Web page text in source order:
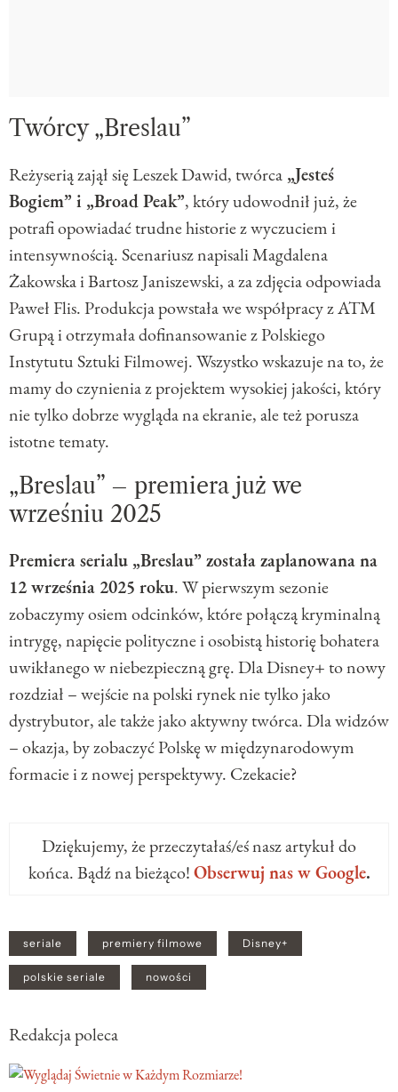
Twórcy „Breslau”
Reżyserią zajął się Leszek Dawid, twórca „Jesteś
Bogiem” i „Broad Peak”, który udowodnił już, że
potrafi opowiadać trudne historie z wyczuciem i
intensywnością. Scenariusz napisali Magdalena
Żakowska i Bartosz Janiszewski, a za zdjęcia odpowiada
Paweł Flis. Produkcja powstała we współpracy z ATM
Grupą i otrzymała dofinansowanie z Polskiego
Instytutu Sztuki Filmowej. Wszystko wskazuje na to, że
mamy do czynienia z projektem wysokiej jakości, który
nie tylko dobrze wygląda na ekranie, ale też porusza
istotne tematy.
„Breslau” – premiera już we
wrześniu 2025
Premiera serialu „Breslau” została zaplanowana na
12 września 2025 roku. W pierwszym sezonie
zobaczymy osiem odcinków, które połączą kryminalną
intrygę, napięcie polityczne i osobistą historię bohatera
uwikłanego w niebezpieczną grę. Dla Disney+ to nowy
rozdział – wejście na polski rynek nie tylko jako
dystrybutor, ale także jako aktywny twórca. Dla widzów
– okazja, by zobaczyć Polskę w międzynarodowym
formacie i z nowej perspektywy. Czekacie?
Dziękujemy, że przeczytałaś/eś nasz artykuł do
końca. Bądź na bieżąco!Obserwuj nas w Google.
seriale premiery filmowe Disney+
polskie seriale nowości
Redakcja poleca